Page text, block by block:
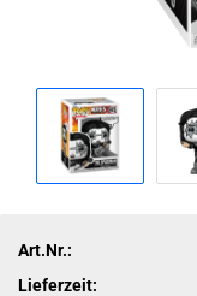
Art.Nr.:
Lieferzeit: